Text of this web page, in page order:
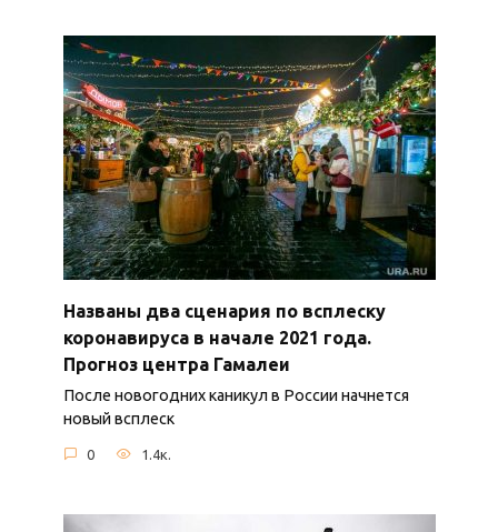
Названы два сценария по всплеску
коронавируса в начале 2021 года.
Прогноз центра Гамалеи
После новогодних каникул в России начнется
новый всплеск
0 1.4к.